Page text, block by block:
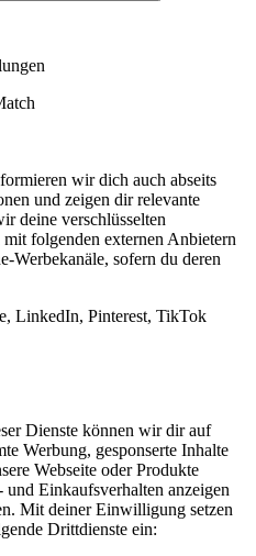
wir dich auch abseits
und zeigen dir relevante
deine verschlüsselten
folgenden externen Anbietern
Werbekanäle, sofern du deren
LinkedIn, Pinterest, TikTok
Dienste können wir dir auf
Werbung, gesponserte Inhalte
Webseite oder Produkte
und Einkaufsverhalten anzeigen
Mit deiner Einwilligung setzen
Drittdienste ein: